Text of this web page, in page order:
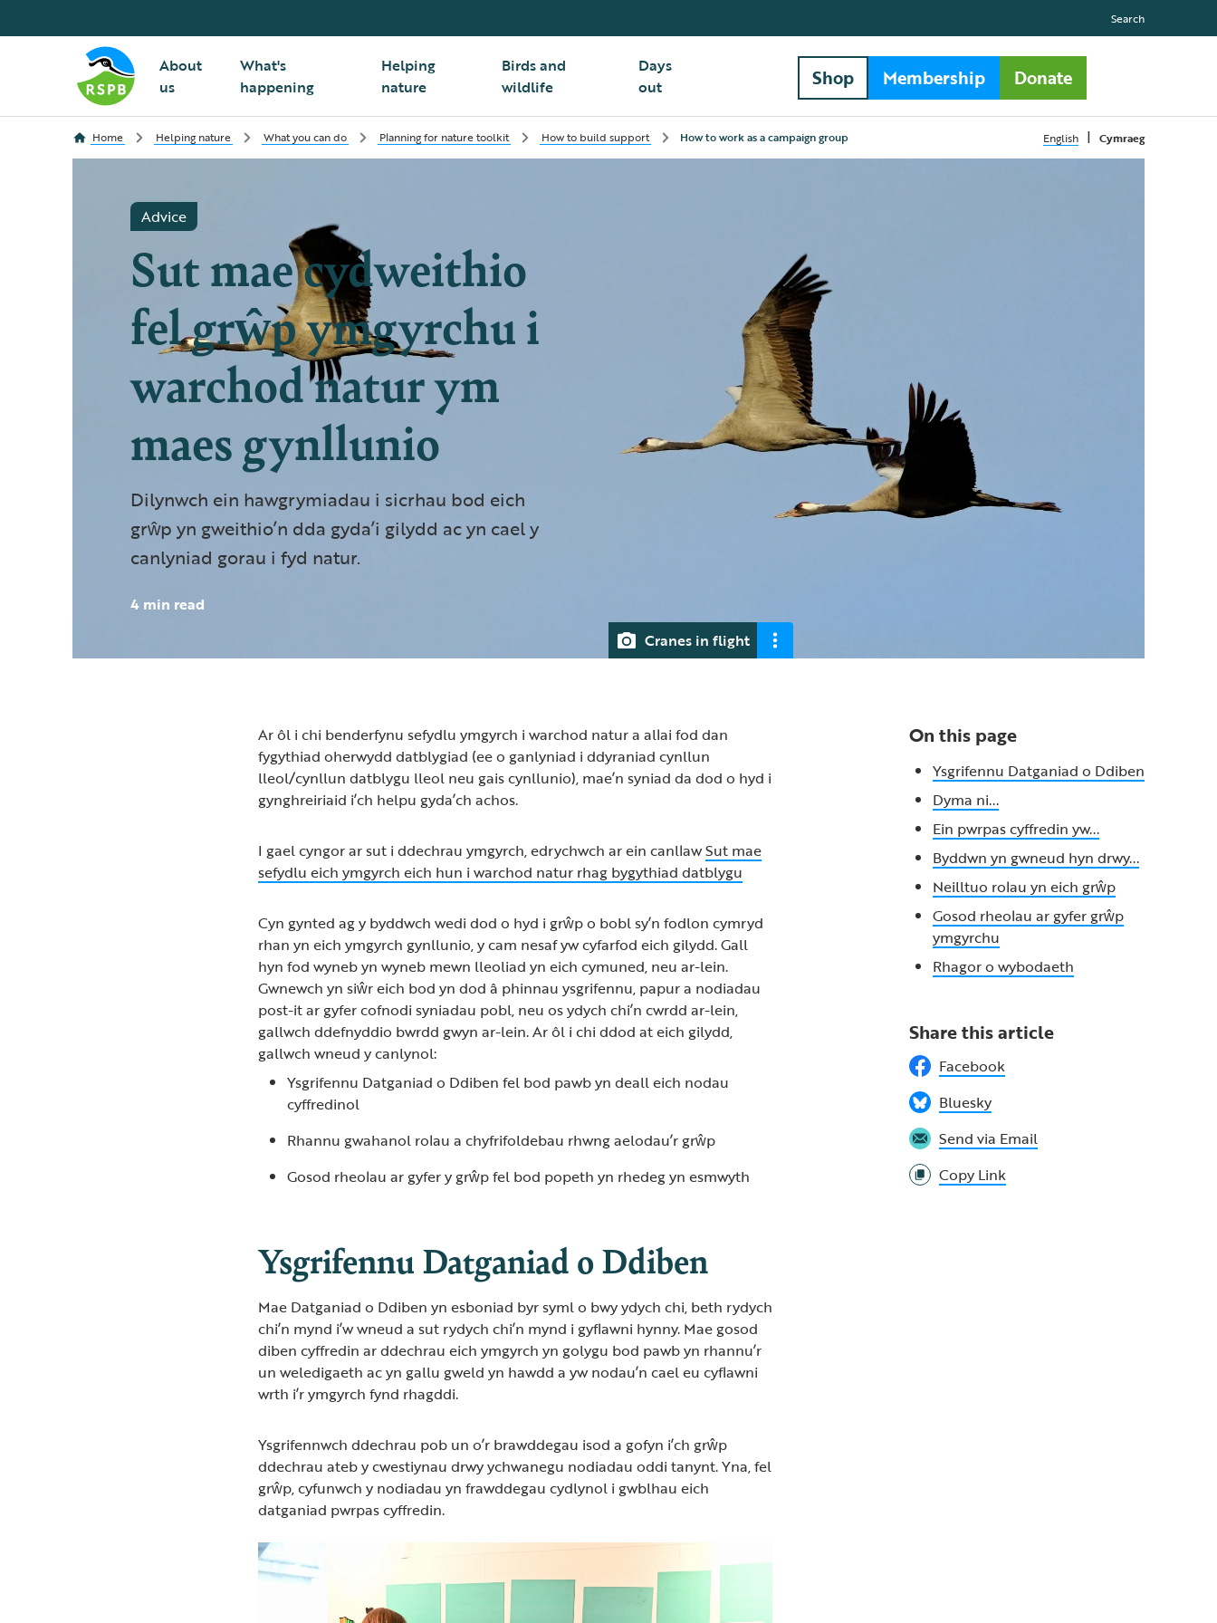
About
us
What's
happening
Helping
nature
Birds and
wildlife
Days
out
Search
Shop Membership Donate
Home Helping nature What you can do Planning for nature toolkit How to build support How to work as a campaign group English | Cymraeg
Advice
Sut mae cydweithio
fel grŵp ymgyrchu i
warchod natur ym
maes gynllunio
Dilynwch ein hawgrymiadau i sicrhau bod eich
grŵp yn gweithio’n dda gyda’i gilydd ac yn cael y
canlyniad gorau i fyd natur.
4 min read
Cranes in flight
Ar ôl i chi benderfynu sefydlu ymgyrch i warchod natur a allai fod dan
fygythiad oherwydd datblygiad (ee o ganlyniad i ddyraniad cynllun
lleol/cynllun datblygu lleol neu gais cynllunio), mae’n syniad da dod o hyd i
gynghreiriaid i’ch helpu gyda’ch achos.
I gael cyngor ar sut i ddechrau ymgyrch, edrychwch ar ein canllawSut mae
sefydlu eich ymgyrch eich hun i warchod natur rhag bygythiad datblygu
Cyn gynted ag y byddwch wedi dod o hyd i grŵp o bobl sy’n fodlon cymryd
rhan yn eich ymgyrch gynllunio, y cam nesaf yw cyfarfod eich gilydd. Gall
hyn fod wyneb yn wyneb mewn lleoliad yn eich cymuned, neu ar-lein.
Gwnewch yn siŵr eich bod yn dod â phinnau ysgrifennu, papur a nodiadau
post-it ar gyfer cofnodi syniadau pobl, neu os ydych chi’n cwrdd ar-lein,
gallwch ddefnyddio bwrdd gwyn ar-lein. Ar ôl i chi ddod at eich gilydd,
gallwch wneud y canlynol:
Ysgrifennu Datganiad o Ddiben fel bod pawb yn deall eich nodau
cyffredinol
Rhannu gwahanol rolau a chyfrifoldebau rhwng aelodau’r grŵp
Gosod rheolau ar gyfer y grŵp fel bod popeth yn rhedeg yn esmwyth
Ysgrifennu Datganiad o Ddiben
Mae Datganiad o Ddiben yn esboniad byr syml o bwy ydych chi, beth rydych
chi’n mynd i’w wneud a sut rydych chi’n mynd i gyflawni hynny. Mae gosod
diben cyffredin ar ddechrau eich ymgyrch yn golygu bod pawb yn rhannu’r
un weledigaeth ac yn gallu gweld yn hawdd a yw nodau’n cael eu cyflawni
wrth i’r ymgyrch fynd rhagddi.
Ysgrifennwch ddechrau pob un o’r brawddegau isod a gofyn i’ch grŵp
ddechrau ateb y cwestiynau drwy ychwanegu nodiadau oddi tanynt. Yna, fel
grŵp, cyfunwch y nodiadau yn frawddegau cydlynol i gwblhau eich
datganiad pwrpas cyffredin.
On this page
Ysgrifennu Datganiad o Ddiben
Dyma ni...
Ein pwrpas cyffredin yw...
Byddwn yn gwneud hyn drwy...
Neilltuo rolau yn eich grŵp
Gosod rheolau ar gyfer grŵp
ymgyrchu
Rhagor o wybodaeth
Share this article
Facebook
Bluesky
Send via Email
Copy Link